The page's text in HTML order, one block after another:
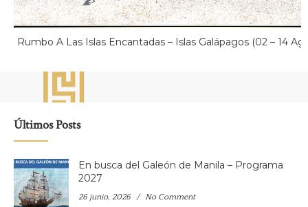
Rumbo A Las Islas Encantadas – Islas Galápagos (02 – 14
Últimos Posts
En busca del Galeón de Manila – Programa
2027
26 junio, 2026 No Comment